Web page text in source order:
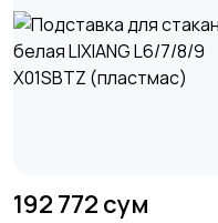
192 772 сум